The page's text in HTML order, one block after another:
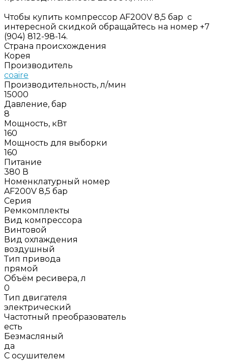
Чтобы купить компрессор AF200V 8,5 бар с
интересной скидкой обращайтесь на номер +7
(904) 812-98-14.
Страна происхождения
Корея
Производитель
coaire
Производительность, л/мин
15000
Давление, бар
8
Мощность, кВт
160
Мощность для выборки
160
Питание
380 В
Номенклатурный номер
AF200V 8,5 бар
Серия
Ремкомплекты
Вид компрессора
Винтовой
Вид охлаждения
воздушный
Тип привода
прямой
Объём ресивера, л
0
Тип двигателя
электрический
Частотный преобразователь
есть
Безмасляный
да
С осушителем